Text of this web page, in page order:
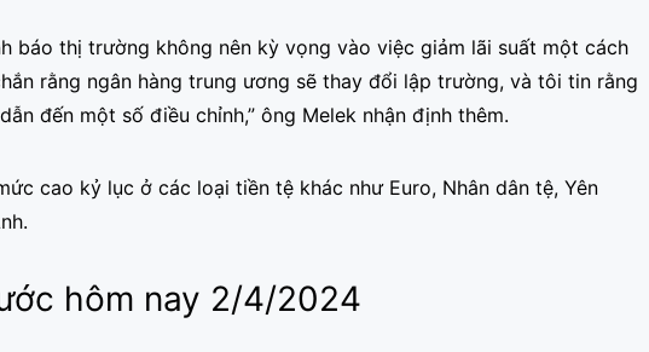
báo thị trường không nên kỳ vọng vào việc giảm lãi suất một cách
rằng ngân hàng trung ương sẽ thay đổi lập trường, và tôi tin rằng
đến một số điều chỉnh,” ông Melek nhận định thêm.
cao kỷ lục ở các loại tiền tệ khác như Euro, Nhân dân tệ, Yên
hôm nay 2/4/2024